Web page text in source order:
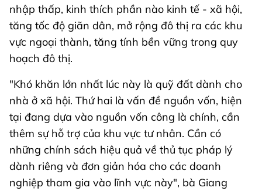
nhập thấp, kinh thích phần nào kinh tế - xã hội,
tăng tốc độ giãn dân, mở rộng đô thị ra các khu
vực ngoại thành, tăng tính bền vững trong quy
hoạch đô thị.
"Khó khăn lớn nhất lúc này là quỹ đất dành cho
nhà ở xã hội. Thứ hai là vấn đề nguồn vốn, hiện
tại đang dựa vào nguồn vốn công là chính, cần
thêm sự hỗ trợ của khu vực tư nhân. Cần có
những chính sách hiệu quả về thủ tục pháp lý
dành riêng và đơn giản hóa cho các doanh
nghiệp tham gia vào lĩnh vực này", bà Giang